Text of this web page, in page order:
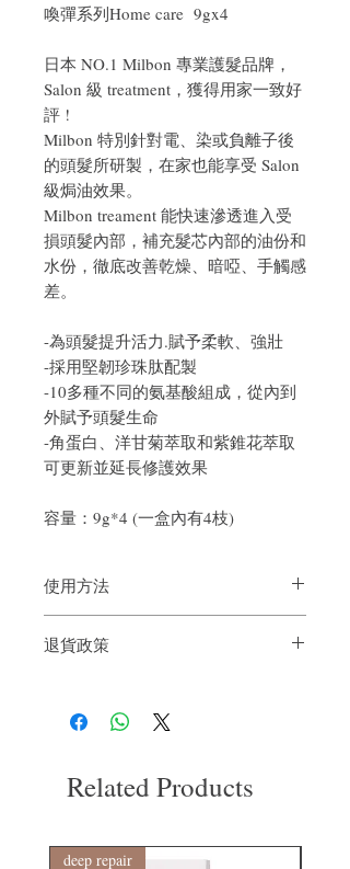
喚彈系列Home care 9gx4
日本 NO.1 Milbon 專業護髮品牌，
Salon 級 treatment，獲得用家一致好
評 !
Milbon 特別針對電、染或負離子後
的頭髮所研製，在家也能享受 Salon
級焗油效果。
Milbon treament 能快速滲透進入受
損頭髮內部，補充髮芯內部的油份和
水份，徹底改善乾燥、暗啞、手觸感
差。
-為頭髮提升活力.賦予柔軟、強壯
-採用堅韌珍珠肽配製
-10多種不同的氨基酸組成，從內到
外賦予頭髮生命
-角蛋白、洋甘菊萃取和紫錐花萃取
可更新並延長修護效果
容量：9g*4 (一盒內有4枝)
使用方法
2)先用洗髮水把頭髮洗淨，將適量的護髮
頭髮一至兩分鐘
4)停留五至十分鐘後, 用清水把頭髮徹底沖
退貨政策
到我們的產品後的前7天內通過電子郵件
Related Products
deep repair